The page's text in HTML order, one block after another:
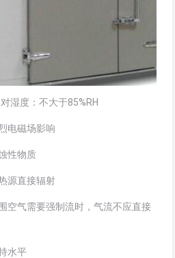
湿度：不大于85%RH
电磁场影响
性物质
源直接辐射
空气需要强制流时，气流不应直接
水平